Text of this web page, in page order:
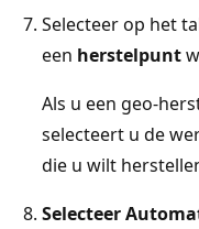
Selecteer op het
een herstelpunt
Als u een geo-
selecteert u de
die u wilt
Selecteer